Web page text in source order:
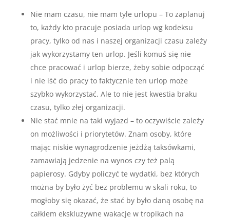
Nie mam czasu, nie mam tyle urlopu – To zaplanuj
to, każdy kto pracuje posiada urlop wg kodeksu
pracy, tylko od nas i naszej organizacji czasu zależy
jak wykorzystamy ten urlop. Jeśli komuś się nie
chce pracować i urlop bierze, żeby sobie odpocząć
i nie iść do pracy to faktycznie ten urlop może
szybko wykorzystać. Ale to nie jest kwestia braku
czasu, tylko złej organizacji.
Nie stać mnie na taki wyjazd – to oczywiście zależy
on możliwości i priorytetów. Znam osoby, które
mając niskie wynagrodzenie jeżdżą taksówkami,
zamawiają jedzenie na wynos czy też palą
papierosy. Gdyby policzyć te wydatki, bez których
można by było żyć bez problemu w skali roku, to
mogłoby się okazać, że stać by było daną osobę na
całkiem ekskluzywne wakacje w tropikach na